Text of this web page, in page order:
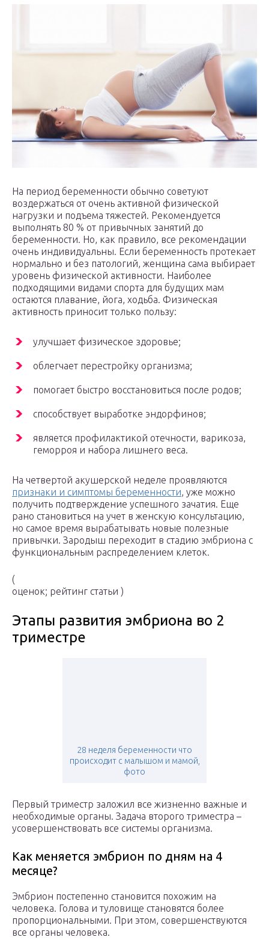
На период беременности обычно советуют
воздержаться от очень активной физической
нагрузки и подъема тяжестей. Рекомендуется
выполнять 80 % от привычных занятий до
беременности. Но, как правило, все рекомендации
очень индивидуальны. Если беременность протекает
нормально и без патологий, женщина сама выбирает
уровень физической активности. Наиболее
подходящими видами спорта для будущих мам
остаются плавание, йога, ходьба. Физическая
активность приносит только пользу:
улучшает физическое здоровье;
облегчает перестройку организма;
помогает быстро восстановиться после родов;
способствует выработке эндорфинов;
является профилактикой отечности, варикоза,
геморроя и набора лишнего веса.
На четвертой акушерской неделе проявляются
признаки и симптомы беременности, уже можно
получить подтверждение успешного зачатия. Еще
рано становиться на учет в женскую консультацию,
но самое время вырабатывать новые полезные
привычки. Зародыш переходит в стадию эмбриона с
функциональным распределением клеток.
(
оценок; рейтинг статьи )
Этапы развития эмбриона во 2
триместре
28 неделя беременности что
происходит с малышом и мамой,
фото
Первый триместр заложил все жизненно важные и
необходимые органы. Задача второго триместра –
усовершенствовать все системы организма.
Как меняется эмбрион по дням на 4
месяце?
Эмбрион постепенно становится похожим на
человека. Голова и туловище становятся более
пропорциональными. При этом, совершенствуются
все органы человека.